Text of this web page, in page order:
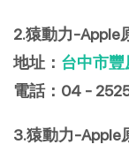
2.猿動力-Apple
地址： 台中市
電話：04 -
3.猿動力-Apple